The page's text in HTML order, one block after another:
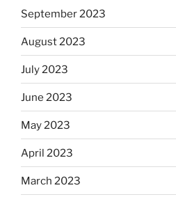
September 2023
August 2023
July 2023
June 2023
May 2023
April 2023
March 2023